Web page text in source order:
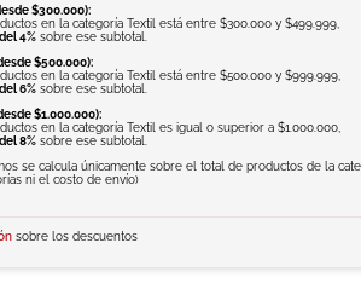
$300.000):
en la categoría Textil está entre $300.000 y $499.999,
4%sobre ese subtotal.
$500.000):
en la categoría Textil está entre $500.000 y $999.999,
6%sobre ese subtotal.
$1.000.000):
en la categoría Textil es igual o superior a $1.000.000,
8%sobre ese subtotal.
se calcula únicamente sobre el total de productos de la
ni el costo de envío)
sobre los descuentos